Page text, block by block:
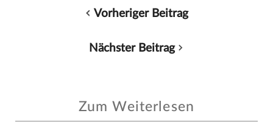
Vorheriger Beitrag
Nächster Beitrag
Zum Weiterlesen